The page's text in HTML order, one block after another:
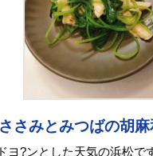
ささみとみつばの胡麻
ヨ?ンとした天気の浜松で